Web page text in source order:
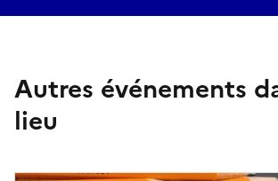
Autres événements
lieu